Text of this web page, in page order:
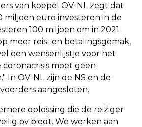
van koepel OV-NL zegt dat
miljoen euro investeren in de
100 miljoen om in 2021
meer reis- en betalingsgemak,
een wensenlijstje voor het
moet geen
In OV-NL zijn de NS en de
aangesloten.
oplossing die de reiziger
ov biedt. We werken aan